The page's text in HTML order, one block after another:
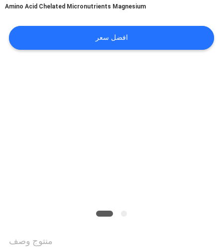
جولة
Amino Acid Chelated Micronutrients Magnesium
افضل سعر
منتوج وصف